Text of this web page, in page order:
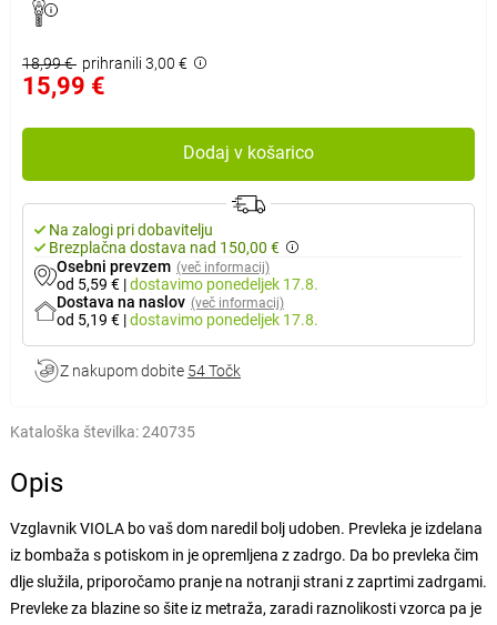
18,99 € prihranili 3,00 €
15,99 €
Dodaj v košarico
Na zalogi pri dobavitelju
Brezplačna dostava nad 150,00 €
Osebni prevzem (več informacij)
od 5,59 € |dostavimo ponedeljek 17.8.
Dostava na naslov (več informacij)
od 5,19 € |dostavimo ponedeljek 17.8.
Z nakupom dobite 54 Točk
Kataloška številka:240735
Opis
Vzglavnik VIOLA bo vaš dom naredil bolj udoben. Prevleka je izdelana
iz bombaža s potiskom in je opremljena z zadrgo. Da bo prevleka čim
dlje služila, priporočamo pranje na notranji strani z zaprtimi zadrgami.
Prevleke za blazine so šite iz metraža, zaradi raznolikosti vzorca pa je